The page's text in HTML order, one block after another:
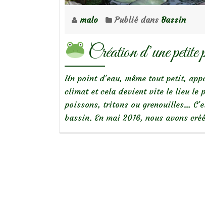
malo Publié dans Bassin
Création d’une petite
Un point d’eau, même tout petit,
climat et cela devient vite le lieu le
poissons, tritons ou grenouilles…
bassin. En mai 2016, nous avons